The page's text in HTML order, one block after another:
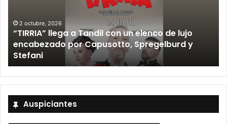
2 octubre, 2026
“TIRRIA” llega a Tandil con un elenco de lujo
encabezado por Capusotto, Spregelburd y
Stefani
Auspiciantes